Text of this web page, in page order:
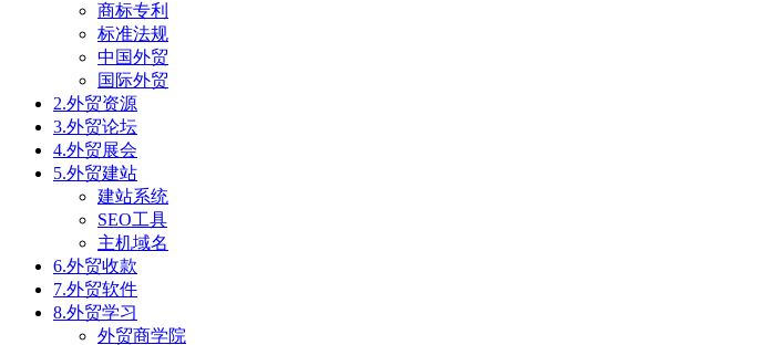
商标专利
标准法规
中国外贸
国际外贸
2.外贸资源
3.外贸论坛
4.外贸展会
5.外贸建站
建站系统
SEO工具
主机域名
6.外贸收款
7.外贸软件
8.外贸学习
外贸商学院